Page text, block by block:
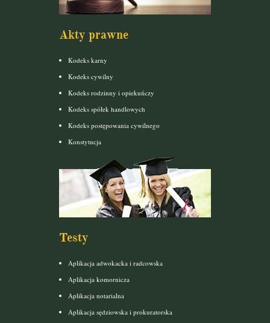
Akty prawne
Kodeks karny
Kodeks cywilny
Kodeks rodzinny i opiekuńczy
Kodeks spółek handlowych
Kodeks postępowania cywilnego
Konstytucja
Testy
Aplikacja adwokacka i radcowska
Aplikacja komornicza
Aplikacja notarialna
Aplikacja sędziowska i prokuratorska